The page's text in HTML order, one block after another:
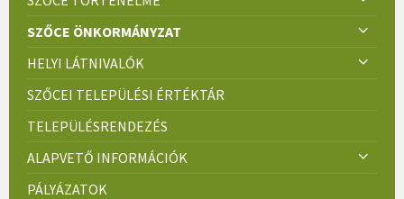
SZŐCE ÖNKORMÁNYZAT
HELYI LÁTNIVALÓK
SZŐCEI TELEPÜLÉSI ÉRTÉKTÁR
TELEPÜLÉSRENDEZÉS
ALAPVETŐ INFORMÁCIÓK
PÁLYÁZATOK